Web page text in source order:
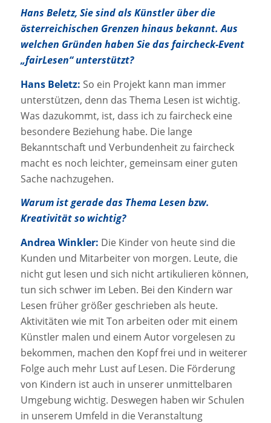
Hans Beletz, Sie sind als Künstler über die
österreichischen Grenzen hinaus bekannt. Aus
welchen Gründen haben Sie das faircheck-Event
„fairLesen“ unterstützt?
Hans Beletz: So ein Projekt kann man immer
unterstützen, denn das Thema Lesen ist wichtig.
Was dazukommt, ist, dass ich zu faircheck eine
besondere Beziehung habe. Die lange
Bekanntschaft und Verbundenheit zu faircheck
macht es noch leichter, gemeinsam einer guten
Sache nachzugehen.
Warum ist gerade das Thema Lesen bzw.
Kreativität so wichtig?
Andrea Winkler: Die Kinder von heute sind die
Kunden und Mitarbeiter von morgen. Leute, die
nicht gut lesen und sich nicht artikulieren können,
tun sich schwer im Leben. Bei den Kindern war
Lesen früher größer geschrieben als heute.
Aktivitäten wie mit Ton arbeiten oder mit einem
Künstler malen und einem Autor vorgelesen zu
bekommen, machen den Kopf frei und in weiterer
Folge auch mehr Lust auf Lesen. Die Förderung
von Kindern ist auch in unserer unmittelbaren
Umgebung wichtig. Deswegen haben wir Schulen
in unserem Umfeld in die Veranstaltung